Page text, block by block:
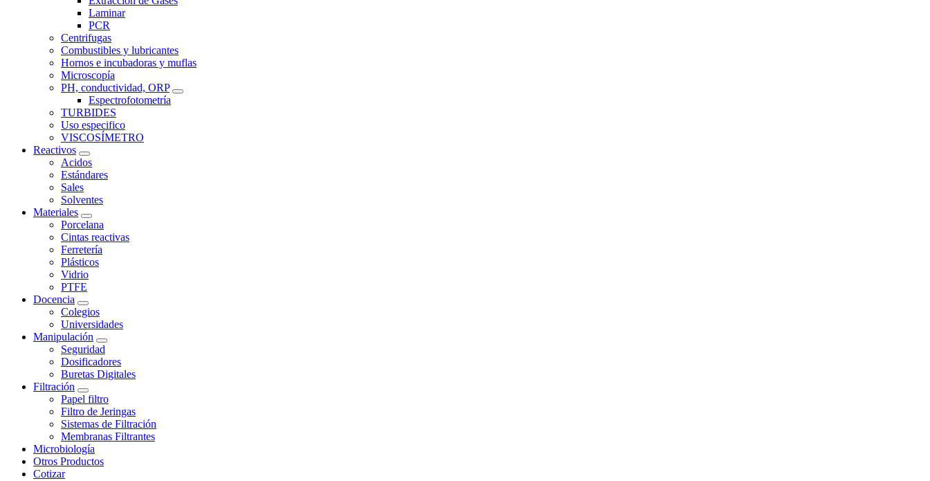
Laminar
PCR
Centrifugas
Combustibles y lubricantes
Hornos e incubadoras y muflas
Microscopía
PH, conductividad, ORP
Espectrofotometría
TURBIDES
Uso especifico
VISCOSÍMETRO
Reactivos
Acidos
Estándares
Sales
Solventes
Materiales
Porcelana
Cintas reactivas
Ferretería
Plásticos
Vidrio
PTFE
Docencia
Colegios
Universidades
Manipulación
Seguridad
Dosificadores
Buretas Digitales
Filtración
Papel filtro
Filtro de Jeringas
Sistemas de Filtración
Membranas Filtrantes
Microbiología
Otros Productos
Cotizar